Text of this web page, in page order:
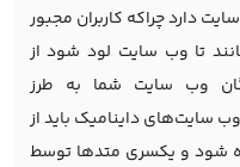
دارد چراکه کاربران مجبور
تا وب سایت لود شود از
وب سایت شما به طرز
سایت‌های داینامیک باید از
شود و یکسری متدها توسط